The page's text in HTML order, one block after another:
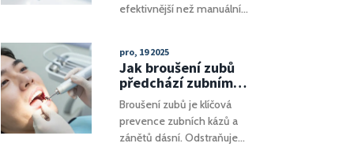
efektivnější než manuální
kartáčkama pro zdravý úsměv.
pro, 19 2025
Jak broušení zubů
předchází zubním
problémům: pravda a
mýty
Broušení zubů je klíčová
prevence zubních kázů a
zánětů dásní. Odstraňuje